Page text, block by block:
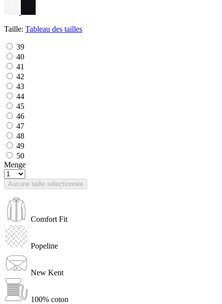
Taille: Tableau des tailles
39
40
41
42
43
44
45
46
47
48
49
50
Menge
Aucune taille sélectionnée
Comfort Fit
Popeline
New Kent
100% coton